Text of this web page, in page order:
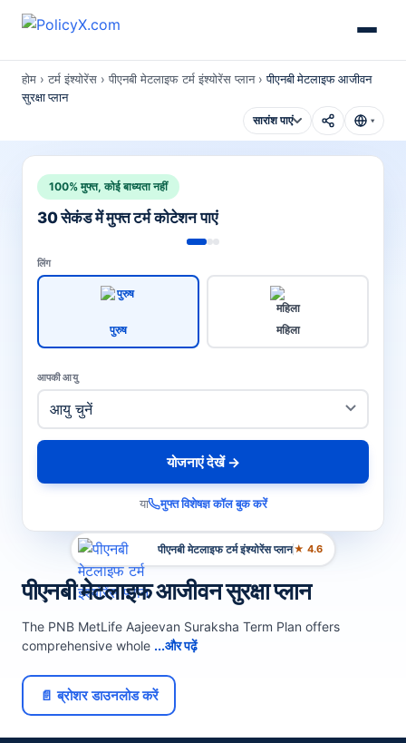
होम › टर्म इंश्योरेंस › पीएनबी मेटलाइफ टर्म इंश्योरेंस प्लान›पीएनबी मेटलाइफ आजीवन
सुरक्षा प्लान
सारांश पाएं ▾
पीएनबी मेटलाइफ टर्म इंश्योरेंस प्लान★ 4.6
पीएनबी मेटलाइफ आजीवन सुरक्षा प्लान
The PNB MetLife Aajeevan Suraksha Term Plan offers
comprehensive whole ...और पढ़ें
📄 ब्रोशर डाउनलोड करें
100% मुफ्त, कोई बाध्यता नहीं
30 सेकंड में मुफ्त टर्म कोटेशन पाएं
लिंग
पुरुष महिला
आपकी आयु
योजनाएं देखें →
या मुफ्त विशेषज्ञ कॉल बुक करें